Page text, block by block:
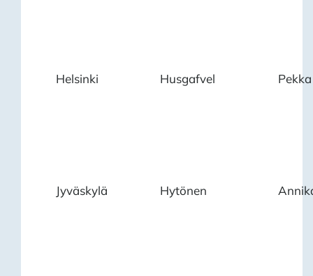
Helsinki Husgafvel Pekka
Jyväskylä Hytönen